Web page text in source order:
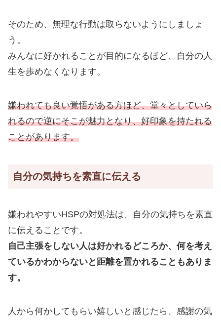
そのため、無理な行動は取らないようにしましょ
う。
みんなに好かれることが目的になるほど、自分の人
生を歩めなくなります。
嫌われても良い覚悟がある方ほど、堂々としていら
れるので逆にそこが魅力となり、好印象を持たれる
ことがあります。
自分の気持ちを素直に伝える
嫌われやすいHSPの対処法は、自分の気持ちを素直
に伝えることです。
自己主張をしない人は好かれるどころか、何を考え
ているかわからないと距離を置かれることもありま
す。
人から何かしてもらい嬉しいと感じたら、感謝の気